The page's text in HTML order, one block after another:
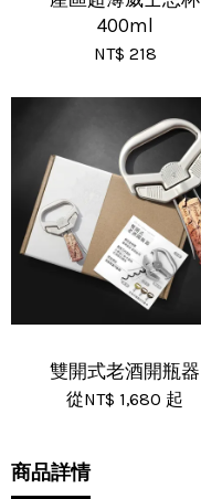
商品詳情
400ml
NT$ 218
雙開式老酒開瓶器
從NT$ 1,680 起